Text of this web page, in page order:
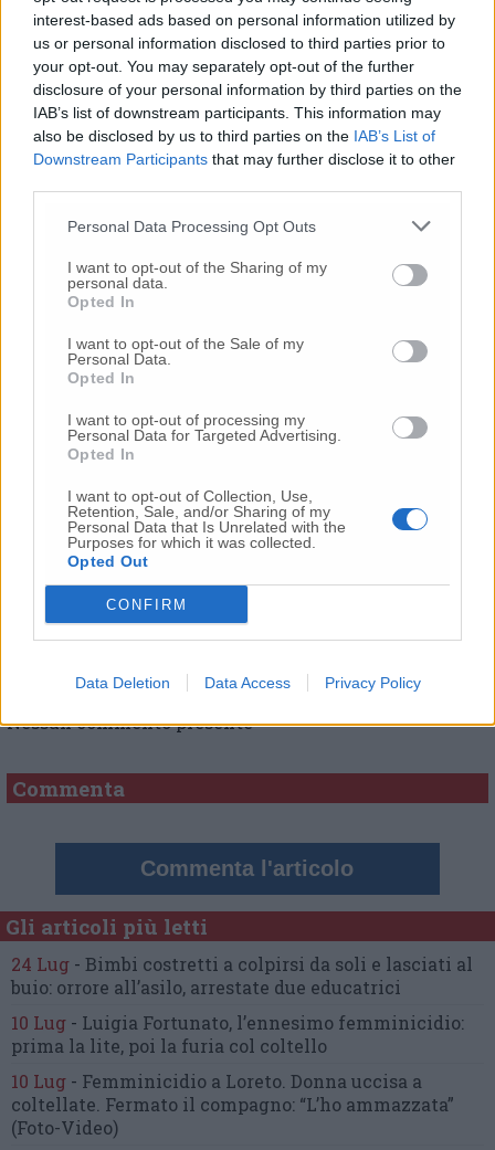
interest-based ads based on personal information utilized by
us or personal information disclosed to third parties prior to
your opt-out. You may separately opt-out of the further
disclosure of your personal information by third parties on the
IAB’s list of downstream participants. This information may
also be disclosed by us to third parties on the IAB’s List of
Downstream Participants that may further disclose it to other
Personal Data Processing Opt Outs
I want to opt-out of the Sharing of my
personal data.
Opted In
I want to opt-out of the Sale of my
Personal Data.
Opted In
I want to opt-out of processing my
Personal Data for Targeted Advertising.
Opted In
I want to opt-out of Collection, Use,
Retention, Sale, and/or Sharing of my
Personal Data that Is Unrelated with the
Purposes for which it was collected.
Opted Out
CONFIRM
Data Deletion Data Access Privacy Policy
contratti di solidarietà in tutti gli
stabilimenti ad eccezione di Susegana e ci ha
sottoposto il testo di un possibile accordo. Su
questo abbiamo iniziato il confronto,
chiedendo i criteri di rotazione del personale
rigorosi ed equi, periodi di preavviso più
lunghi per i cambiamenti di orario, nonché
maggiore chiarezza in alcuni passaggi a
nostro avviso ambigui che potrebbero essere
lavoratori. Il confronto con la Electrolux
proseguirà il 17 ottobre» concludono Fim,
© RIPRODUZIONE RISERVATA
Commenti
Nessun commento presente
Commenta
Commenta l'articolo
Gli articoli più letti
24 Lug - Bimbi costretti a colpirsi da soli e lasciati al
buio: orrore all’asilo, arrestate due educatrici
10 Lug - Luigia Fortunato, l’ennesimo femminicidio:
prima la lite, poi la furia col coltello
10 Lug - Femminicidio a Loreto. Donna uccisa a
coltellate. Fermato il compagno: “L’ho ammazzata”
(Foto-Video)